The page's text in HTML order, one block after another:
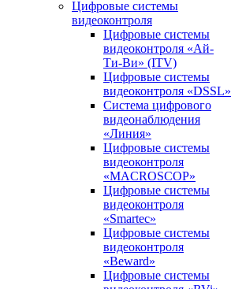
Цифровые системы
видеоконтроля
Цифровые системы
видеоконтроля «Ай-
Ти-Ви» (ITV)
Цифровые системы
видеоконтроля «DSSL»
Система цифрового
видеонаблюдения
«Линия»
Цифровые системы
видеоконтроля
«MACROSCOP»
Цифровые системы
видеоконтроля
«Smartec»
Цифровые системы
видеоконтроля
«Beward»
Цифровые системы